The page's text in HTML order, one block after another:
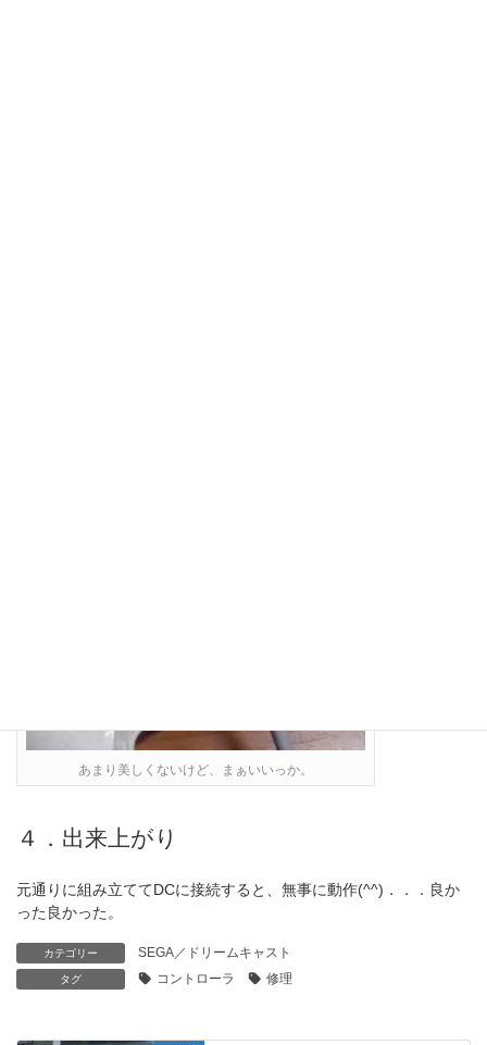
あまり美しくないけど、まぁいいっか。
４．出来上がり
元通りに組み立ててDCに接続すると、無事に動作(^^)．．．良か
った良かった。
カテゴリー SEGA／ドリームキャスト
タグ コントローラ 修理